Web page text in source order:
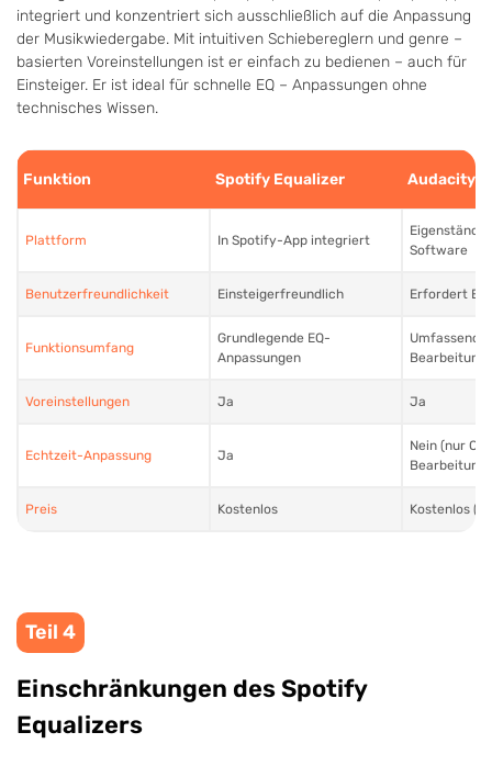
integriert und konzentriert sich ausschließlich auf die Anpassung
der Musikwiedergabe. Mit intuitiven Schiebereglern und genre –
basierten Voreinstellungen ist er einfach zu bedienen – auch für
Einsteiger. Er ist ideal für schnelle EQ – Anpassungen ohne
technisches Wissen.
Funktion Spotify Equalizer Audacity
Plattform In Spotify-App integriert
Software
Benutzerfreundlichkeit Einsteigerfreundlich Erfordert
Funktionsumfang
Grundlegende EQ-
Anpassungen
Umfassende
Bearbeitung
Voreinstellungen Ja Ja
Echtzeit-Anpassung Ja
Nein (nur
Bearbeitung)
Preis Kostenlos Kostenlos
Teil 4
Einschränkungen des Spotify
Equalizers